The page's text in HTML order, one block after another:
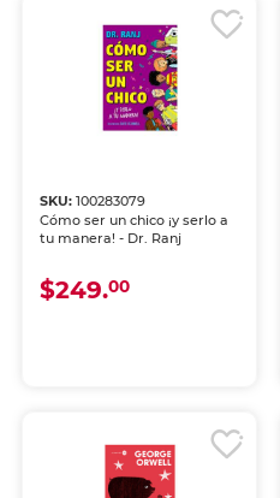
SKU:100283079
Cómo ser un chico ¡y serlo a
tu manera! - Dr. Ranj
$249.00